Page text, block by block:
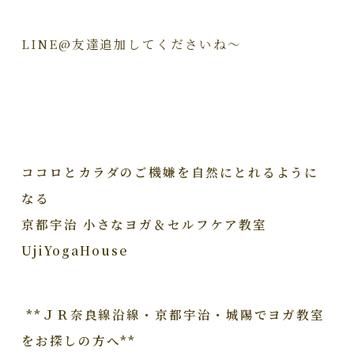
LINE@友達追加してくださいね～
ココロとカラダのご機嫌を自然にとれるように
なる
京都宇治 小さなヨガ＆セルフケア教室
UjiYogaHouse
**ＪＲ奈良線沿線・京都宇治・城陽でヨガ教室
をお探しの方へ**